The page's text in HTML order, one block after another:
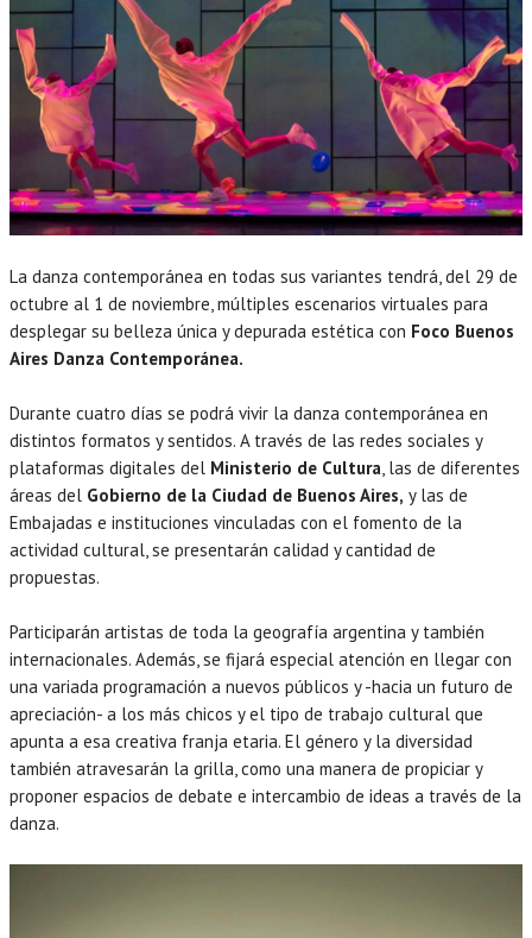
La danza contemporánea en todas sus variantes tendrá, del 29 de
octubre al 1 de noviembre, múltiples escenarios virtuales para
desplegar su belleza única y depurada estética con Foco Buenos
Aires Danza Contemporánea.
Durante cuatro días se podrá vivir la danza contemporánea en
distintos formatos y sentidos. A través de las redes sociales y
plataformas digitales del Ministerio de Cultura, las de diferentes
áreas del Gobierno de la Ciudad de Buenos Aires, y las de
Embajadas e instituciones vinculadas con el fomento de la
actividad cultural, se presentarán calidad y cantidad de
propuestas.
Participarán artistas de toda la geografía argentina y también
internacionales. Además, se fijará especial atención en llegar con
una variada programación a nuevos públicos y -hacia un futuro de
apreciación- a los más chicos y el tipo de trabajo cultural que
apunta a esa creativa franja etaria. El género y la diversidad
también atravesarán la grilla, como una manera de propiciar y
proponer espacios de debate e intercambio de ideas a través de la
danza.